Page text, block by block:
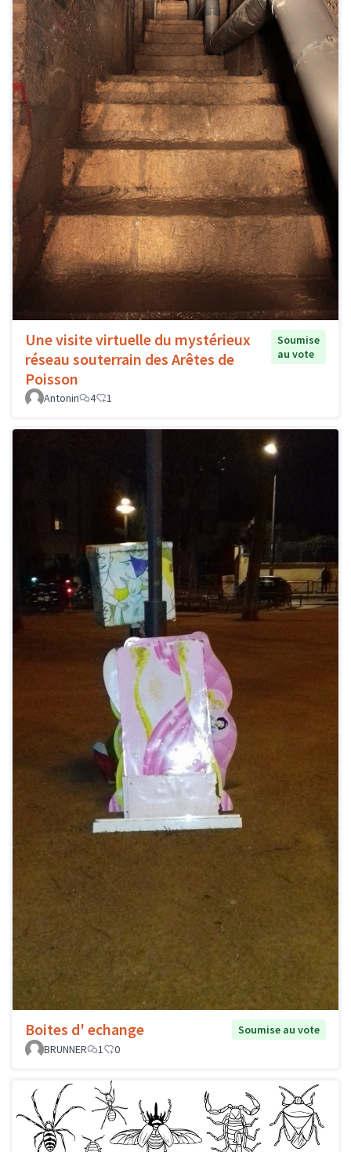
Une visite virtuelle du mystérieux
réseau souterrain des Arêtes de
Poisson
Soumise
au vote
Antonin 4 1
Boites d' echange
Soumise au vote
BRUNNER
1 0